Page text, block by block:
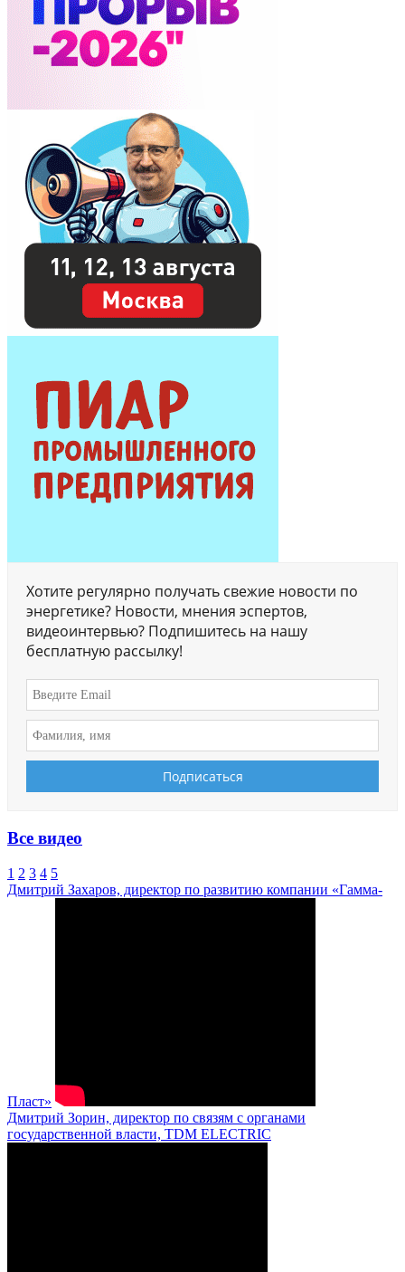
Хотите регулярно получать свежие новости по
энергетике? Новости, мнения эспертов,
видеоинтервью? Подпишитесь на нашу
бесплатную рассылку!
Все видео
1 2 3 4 5
Дмитрий Захаров, директор по развитию компании «Гамма-
Пласт»
Дмитрий Зорин, директор по связям с органами
государственной власти, TDM ELECTRIC